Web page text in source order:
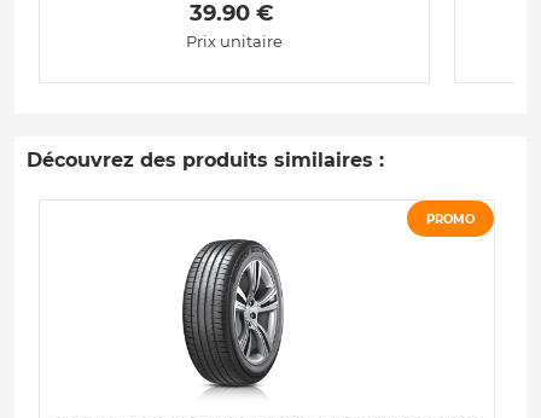
39.90 €
Prix unitaire
Découvrez des produits similaires :
PROMO